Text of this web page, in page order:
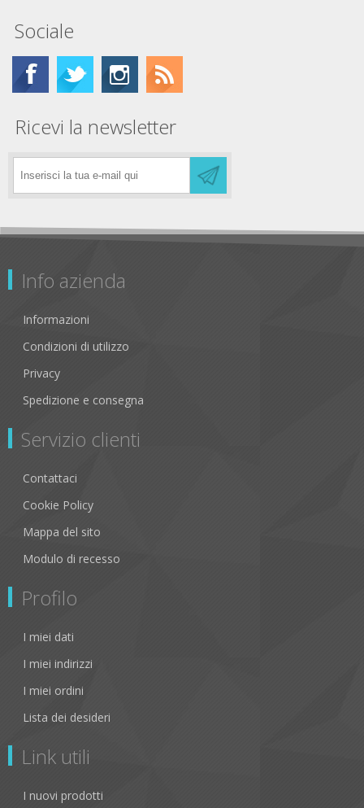
Sociale
Ricevi la newsletter
Info azienda
Informazioni
Condizioni di utilizzo
Privacy
Spedizione e consegna
Servizio clienti
Contattaci
Cookie Policy
Mappa del sito
Modulo di recesso
Profilo
I miei dati
I miei indirizzi
I miei ordini
Lista dei desideri
Link utili
I nuovi prodotti